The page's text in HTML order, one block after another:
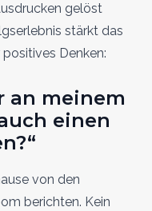
gelöst
stärkt das
Denken:
an meinem
einen
von den
berichten. Kein